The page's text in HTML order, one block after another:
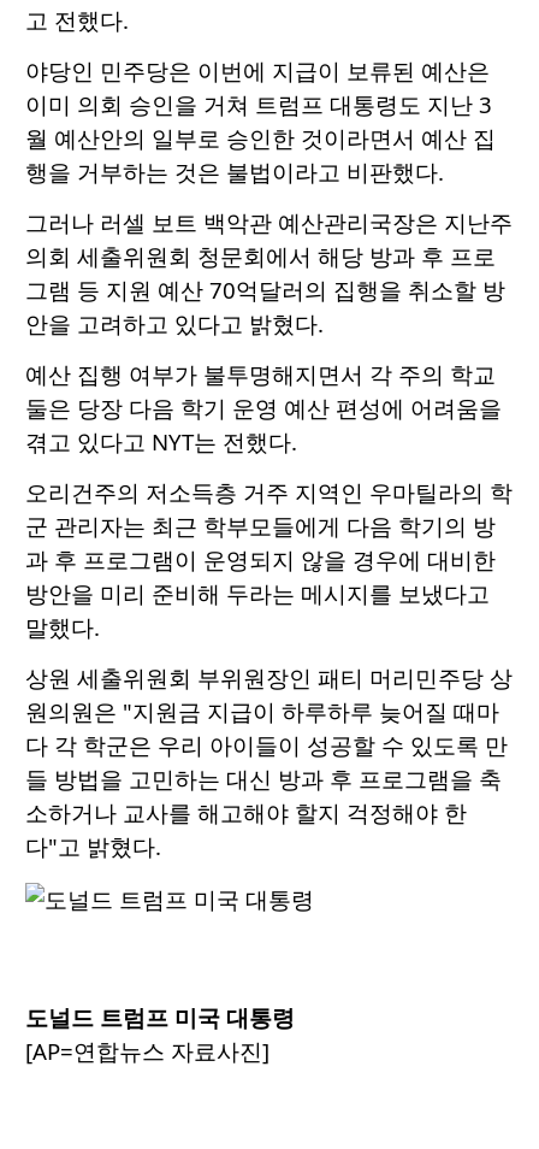
고 전했다.
야당인 민주당은 이번에 지급이 보류된 예산은
이미 의회 승인을 거쳐 트럼프 대통령도 지난 3
월 예산안의 일부로 승인한 것이라면서 예산 집
행을 거부하는 것은 불법이라고 비판했다.
그러나 러셀 보트 백악관 예산관리국장은 지난주
의회 세출위원회 청문회에서 해당 방과 후 프로
그램 등 지원 예산 70억달러의 집행을 취소할 방
안을 고려하고 있다고 밝혔다.
예산 집행 여부가 불투명해지면서 각 주의 학교
둘은 당장 다음 학기 운영 예산 편성에 어려움을
겪고 있다고 NYT는 전했다.
오리건주의 저소득층 거주 지역인 우마틸라의 학
군 관리자는 최근 학부모들에게 다음 학기의 방
과 후 프로그램이 운영되지 않을 경우에 대비한
방안을 미리 준비해 두라는 메시지를 보냈다고
말했다.
상원 세출위원회 부위원장인 패티 머리민주당 상
원의원은 "지원금 지급이 하루하루 늦어질 때마
다 각 학군은 우리 아이들이 성공할 수 있도록 만
들 방법을 고민하는 대신 방과 후 프로그램을 축
소하거나 교사를 해고해야 할지 걱정해야 한
다"고 밝혔다.
도널드 트럼프 미국 대통령
[AP=연합뉴스 자료사진]